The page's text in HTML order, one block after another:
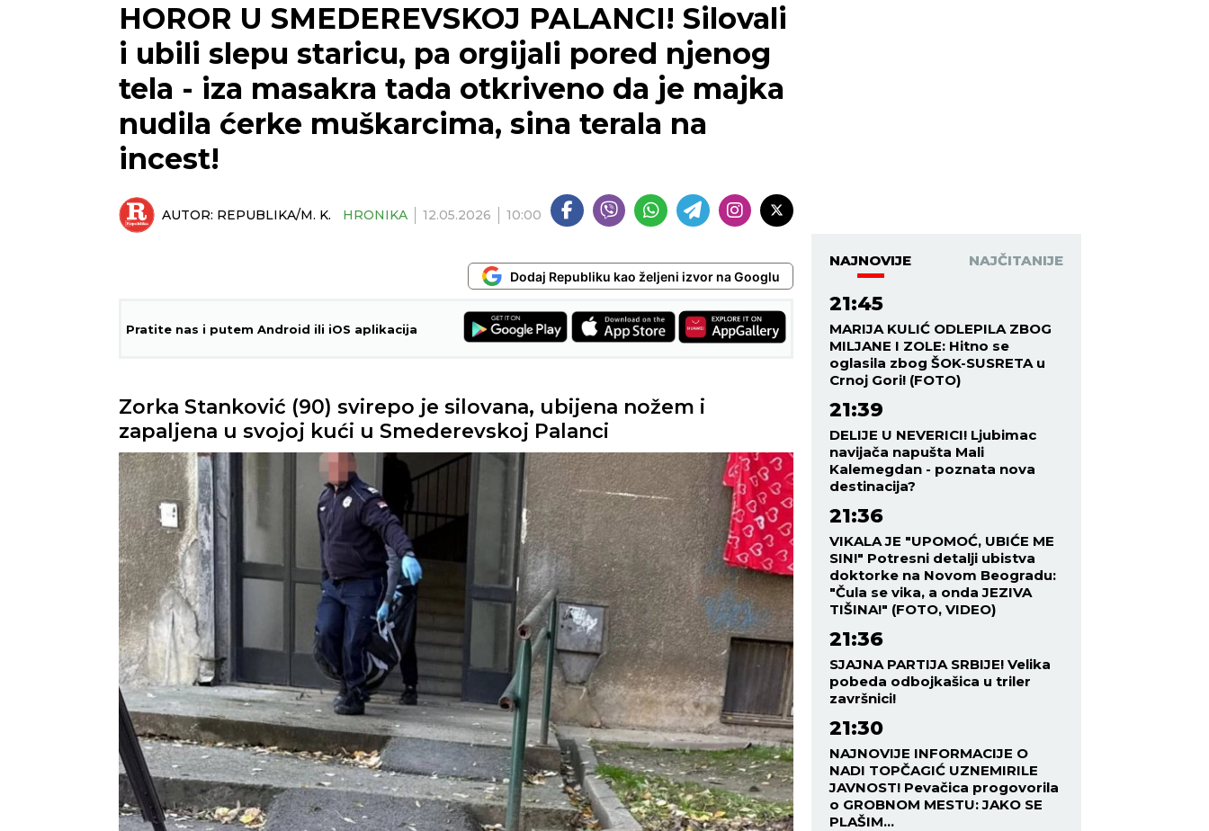
HOROR U SMEDEREVSKOJ PALANCI! Silovali
i ubili slepu staricu, pa orgijali pored njenog
tela - iza masakra tada otkriveno da je majka
nudila ćerke muškarcima, sina terala na
incest!
AUTOR: REPUBLIKA/M. K. HRONIKA 12.05.2026 10:00
Dodaj Republiku kao željeni izvor na Googlu
Pratite nas i putem Android ili iOS aplikacija
Zorka Stanković (90) svirepo je silovana, ubijena nožem i
zapaljena u svojoj kući u Smederevskoj Palanci
NAJNOVIJE NAJČITANIJE
21:45
MARIJA KULIĆ ODLEPILA ZBOG
MILJANE I ZOLE: Hitno se
oglasila zbog ŠOK-SUSRETA u
Crnoj Gori! (FOTO)
21:39
DELIJE U NEVERICI! Ljubimac
navijača napušta Mali
Kalemegdan - poznata nova
destinacija?
21:36
VIKALA JE "UPOMOĆ, UBIĆE ME
SIN!" Potresni detalji ubistva
doktorke na Novom Beogradu:
"Čula se vika, a onda JEZIVA
TIŠINA!" (FOTO, VIDEO)
21:36
SJAJNA PARTIJA SRBIJE! Velika
pobeda odbojkašica u triler
završnici!
21:30
NAJNOVIJE INFORMACIJE O
NADI TOPČAGIĆ UZNEMIRILE
JAVNOST! Pevačica progovorila
o GROBNOM MESTU: JAKO SE
PLAŠIM...